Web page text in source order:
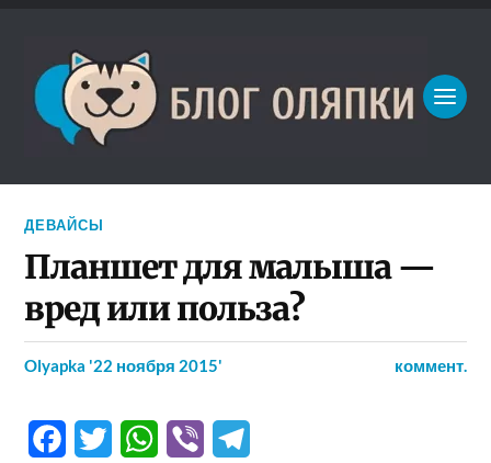
ДЕВАЙСЫ
Планшет для малыша —
вред или польза?
Olyapka '22 ноября 2015' коммент.
FacebookTwitter WhatsApp
Viber